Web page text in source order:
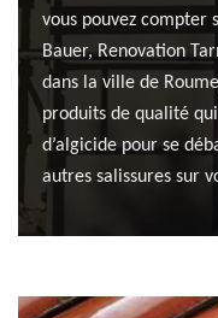
vous pouvez compter
Bauer, Renovation
dans la ville de
produits de qualité
d’algicide pour se
autres salissures sur